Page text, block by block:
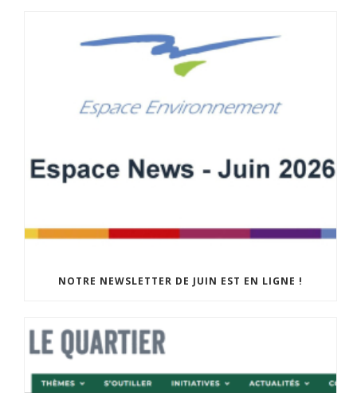
NOTRE NEWSLETTER DE JUIN EST EN LIGNE !